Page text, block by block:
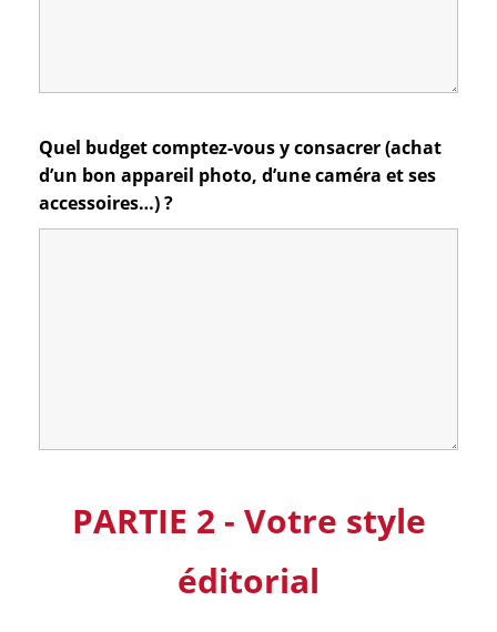
Quel budget comptez-vous y consacrer (achat
d’un bon appareil photo, d’une caméra et ses
accessoires…) ?
PARTIE 2 - Votre style
éditorial